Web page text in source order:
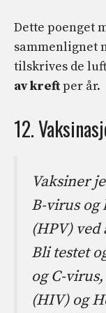
Dette poenget
sammenlignet
tilskrives de
av kreftper år.
12.
Vaksiner
B-virus
(HPV)
Bli testet
og C-
(HIV) og